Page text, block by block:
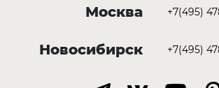
Москва +7(495)
Новосибирск +7(495)